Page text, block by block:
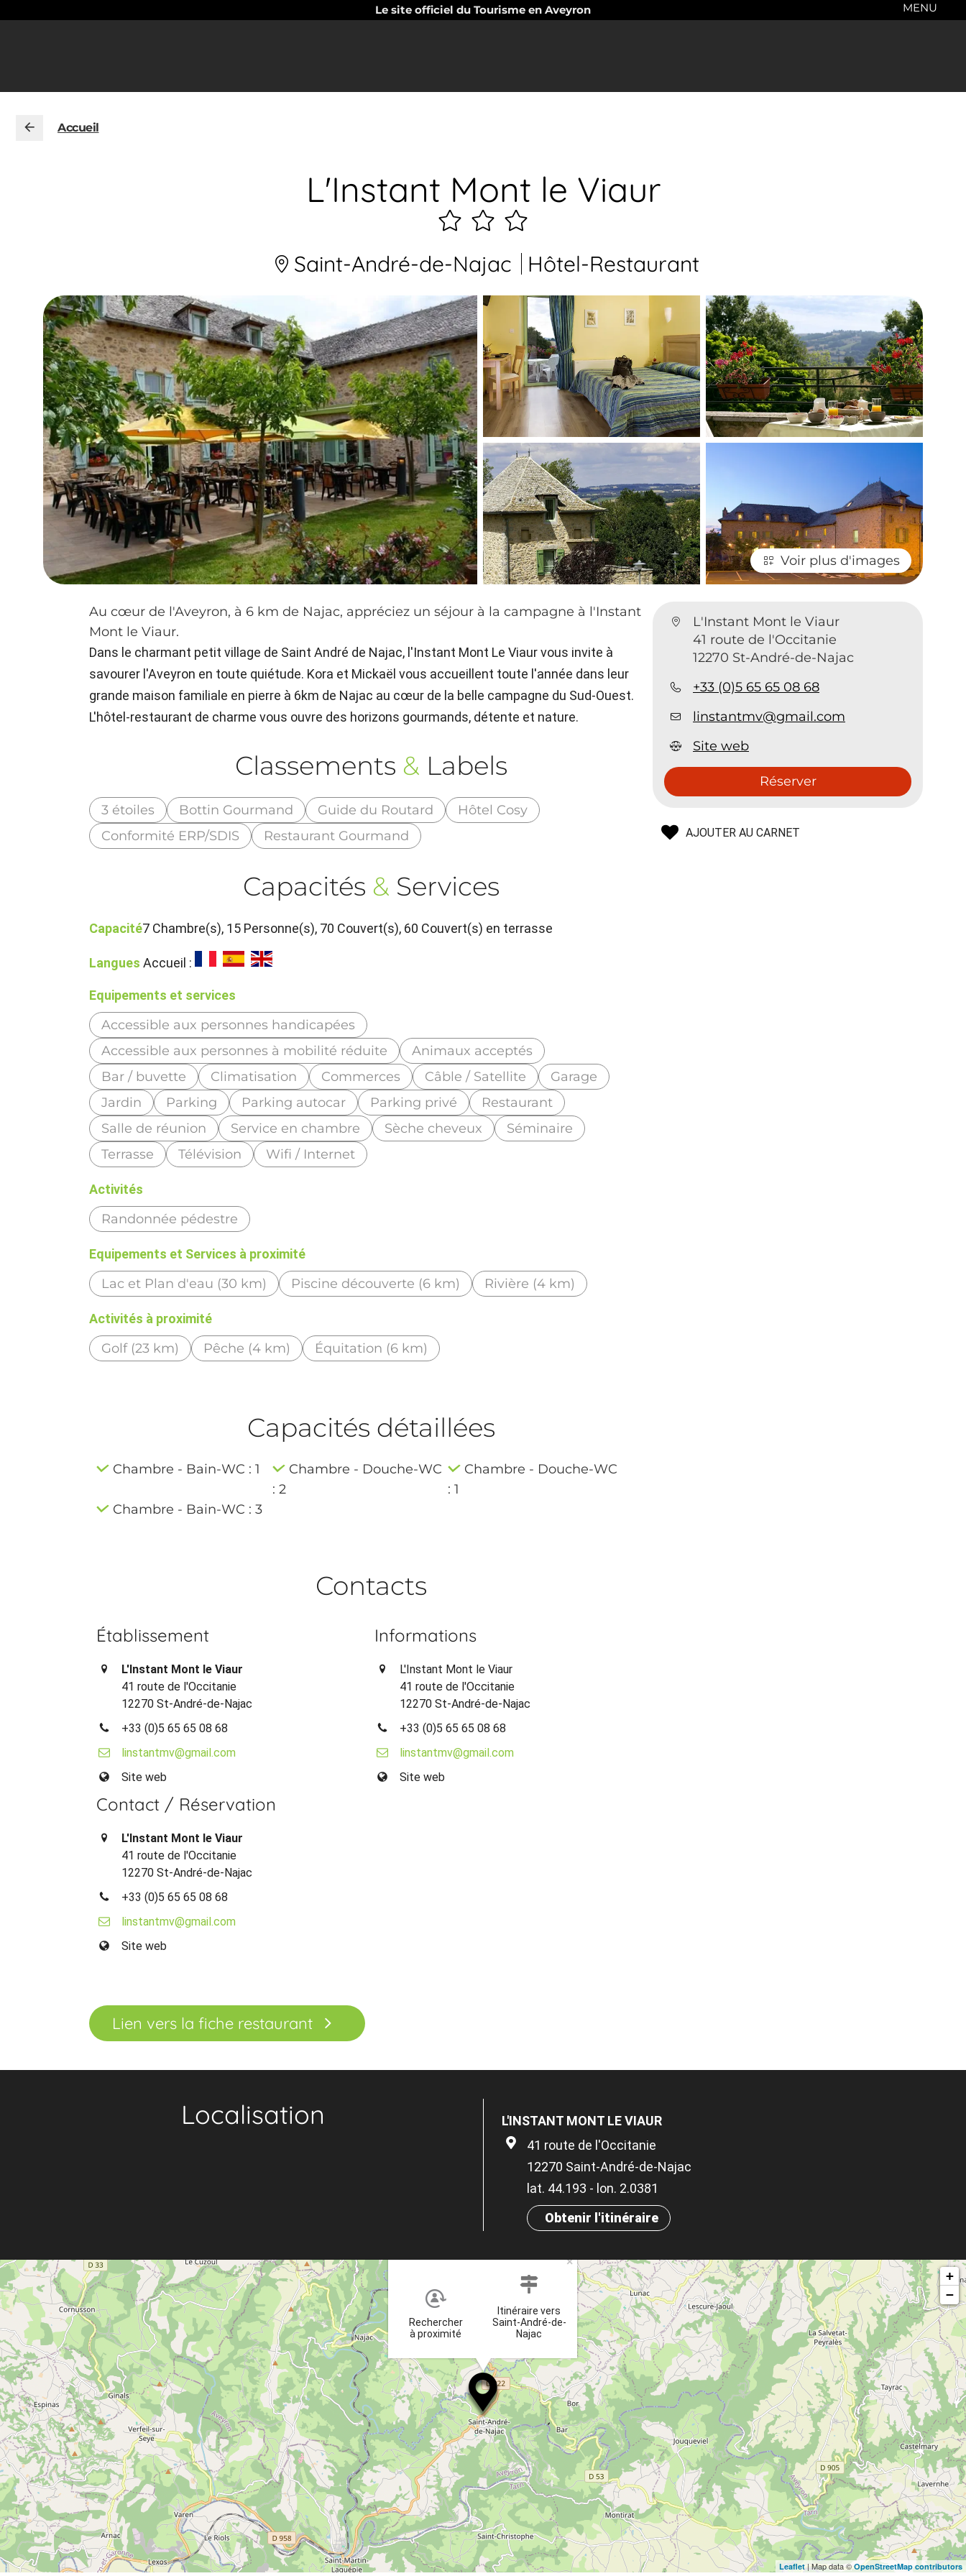
Le site officiel du Tourisme en Aveyron MENU
Accueil
L'Instant Mont le Viaur
3
étoiles
Saint-André-de-Najac Hôtel-Restaurant
Voir plus d'images
L'Instant Mont le Viaur
41 route de l'Occitanie
12270 St-André-de-Najac
+33 (0)5 65 65 08 68
linstantmv@gmail.com
Site web
Réserver
AJOUTER AU CARNET
Au cœur de l'Aveyron, à 6 km de Najac, appréciez un séjour à la campagne à l'Instant
Mont le Viaur.
Dans le charmant petit village de Saint André de Najac, l'Instant Mont Le Viaur vous invite à
savourer l'Aveyron en toute quiétude. Kora et Mickaël vous accueillent toute l'année dans leur
grande maison familiale en pierre à 6km de Najac au cœur de la belle campagne du Sud-Ouest.
L'hôtel-restaurant de charme vous ouvre des horizons gourmands, détente et nature.
Classements & Labels
3 étoiles Bottin Gourmand Guide du Routard
Hôtel Cosy
Conformité ERP/SDIS
Restaurant Gourmand
Capacités & Services
Capacité7 Chambre(s), 15 Personne(s), 70 Couvert(s), 60 Couvert(s) en terrasse
Langues Accueil :
Equipements et services
Accessible aux personnes handicapées
Accessible aux personnes à mobilité réduite
Animaux acceptés
Bar / buvette
Climatisation Commerces Câble / Satellite
Garage
Jardin
Parking Parking autocar Parking privé
Restaurant
Salle de réunion
Service en chambre Sèche cheveux
Séminaire
Terrasse
Télévision Wifi / Internet
Activités
Randonnée pédestre
Equipements et Services à proximité
Lac et Plan d'eau (30 km) Piscine découverte (6 km) Rivière (4 km)
Activités à proximité
Golf (23 km) Pêche (4 km) Équitation (6 km)
Capacités détaillées
Chambre - Bain-WC : 1
Chambre - Douche-WC
: 2
Chambre - Douche-WC
: 1
Chambre - Bain-WC : 3
Contacts
Établissement
L'Instant Mont le Viaur
41 route de l'Occitanie
12270 St-André-de-Najac
+33 (0)5 65 65 08 68
linstantmv@gmail.com
Site web
Informations
L'Instant Mont le Viaur
41 route de l'Occitanie
12270 St-André-de-Najac
+33 (0)5 65 65 08 68
linstantmv@gmail.com
Site web
Contact / Réservation
L'Instant Mont le Viaur
41 route de l'Occitanie
12270 St-André-de-Najac
+33 (0)5 65 65 08 68
linstantmv@gmail.com
Site web
Lien vers la fiche restaurant
Localisation
L'INSTANT MONT LE VIAUR
41 route de l'Occitanie
12270 Saint-André-de-Najac
lat. 44.193 - lon. 2.0381
Obtenir l'itinéraire
Rechercher
à proximité
Itinéraire vers
Saint-André-de-
Najac
×
+
−
Leaflet| Map data ©OpenStreetMap contributors